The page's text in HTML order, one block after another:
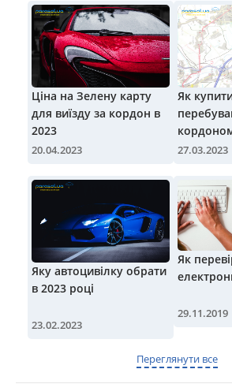
Ціна на Зелену карту
для виїзду за кордон в
2023
20.04.2023
Як
27.03.2023
Яку автоцивілку обрати
в 2023 році
23.02.2023
Як
29.11.2019
Переглянути все